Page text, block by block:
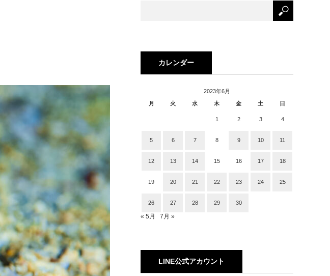
カレンダー
2023年6月
月
火 水 木 金 土 日
1 2 3 4
5 6 7 8 9 10 11
12 13 14 15 16 17 18
19 20 21 22 23 24 25
26 27 28 29 30
« 5月 7月 »
LINE公式アカウント